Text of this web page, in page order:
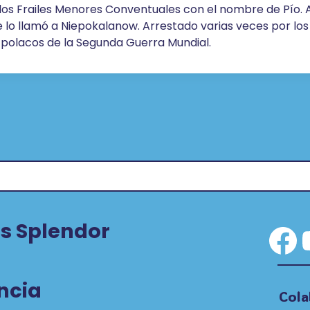
Frailes Menores Conventuales con el nombre de Pío.
lo llamó a Niepokalanow. Arrestado varias veces por
de la Segunda Guerra Mundial.
Splendor